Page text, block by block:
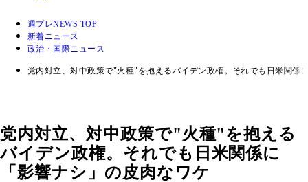
週プレNEWS TOP
新着ニュース
政治・国際ニュース
党内対立、対中政策で"火種"を抱えるバイデン政権。それでも日米関係
党内対立、対中政策で"火種"を抱える
バイデン政権。それでも日米関係に
「影響ナシ」の皮肉なワケ